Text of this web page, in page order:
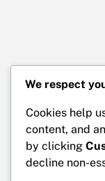
We respect
Cookies help
content, and
by clicking
decline non-